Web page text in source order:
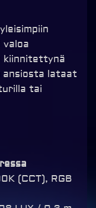
kiinnitettynä
ansiosta lataat
tai
(CCT), RGB